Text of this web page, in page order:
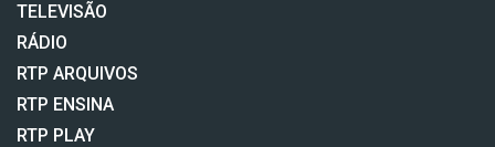
TELEVISÃO
RÁDIO
RTP ARQUIVOS
RTP ENSINA
RTP PLAY